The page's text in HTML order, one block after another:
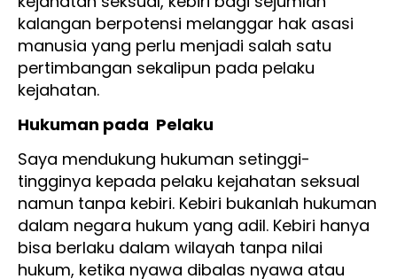
kalangan berpotensi melanggar hak asasi
manusia yang perlu menjadi salah satu
pertimbangan sekalipun pada pelaku
kejahatan.
Hukuman pada Pelaku
Saya mendukung hukuman setinggi-
tingginya kepada pelaku kejahatan seksual
namun tanpa kebiri. Kebiri bukanlah hukuman
dalam negara hukum yang adil. Kebiri hanya
bisa berlaku dalam wilayah tanpa nilai
hukum, ketika nyawa dibalas nyawa atau